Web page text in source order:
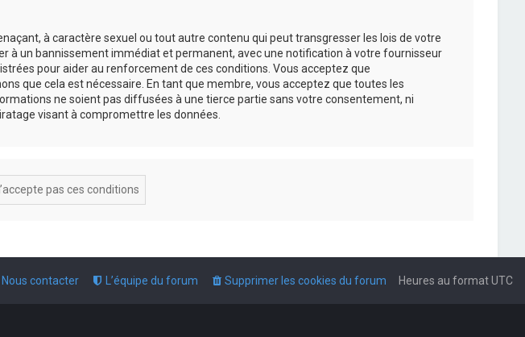
à caractère sexuel ou tout autre contenu qui peut transgresser les lois de votre
à un bannissement immédiat et permanent, avec une notification à votre fournisseur
pour aider au renforcement de ces conditions. Vous acceptez que
que cela est nécessaire. En tant que membre, vous acceptez que toutes les
ne soient pas diffusées à une tierce partie sans votre consentement, ni
visant à compromettre les données.
Heures au formatUTC
Supprimer les cookies du forum
L’équipe du forum
Nous contacter